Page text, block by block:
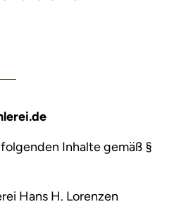
Inhalte gemäß §
Hans H. Lorenzen